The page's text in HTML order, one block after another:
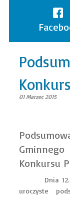
01 Marzec 2015
Konkursu
Dnia
uroczyste